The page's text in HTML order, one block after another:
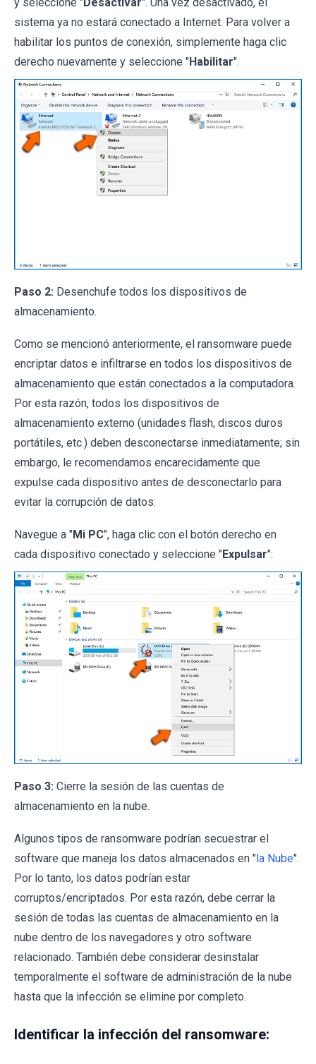
sistema ya no estará conectado a Internet. Para volver a
habilitar los puntos de conexión, simplemente haga clic
derecho nuevamente y seleccione "Habilitar".
Paso 2: Desenchufe todos los dispositivos de
almacenamiento.
Como se mencionó anteriormente, el ransomware puede
encriptar datos e infiltrarse en todos los dispositivos de
almacenamiento que están conectados a la computadora.
Por esta razón, todos los dispositivos de
almacenamiento externo (unidades flash, discos duros
portátiles, etc.) deben desconectarse inmediatamente; sin
embargo, le recomendamos encarecidamente que
expulse cada dispositivo antes de desconectarlo para
evitar la corrupción de datos:
Navegue a "Mi PC", haga clic con el botón derecho en
cada dispositivo conectado y seleccione "Expulsar":
Paso 3: Cierre la sesión de las cuentas de
almacenamiento en la nube.
Algunos tipos de ransomware podrían secuestrar el
software que maneja los datos almacenados en "la Nube".
Por lo tanto, los datos podrían estar
corruptos/encriptados. Por esta razón, debe cerrar la
sesión de todas las cuentas de almacenamiento en la
nube dentro de los navegadores y otro software
relacionado. También debe considerar desinstalar
temporalmente el software de administración de la nube
hasta que la infección se elimine por completo.
Identificar la infección del ransomware: